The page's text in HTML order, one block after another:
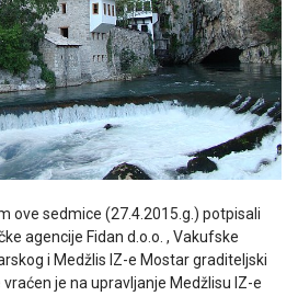
ove sedmice (27.4.2015.g.) potpisali
agencije Fidan d.o.o. , Vakufske
i Medžlis IZ-e Mostar graditeljski
je na upravljanje Medžlisu IZ-e